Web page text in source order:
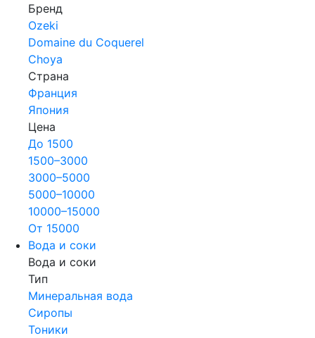
Бренд
Ozeki
Domaine du Coquerel
Choya
Страна
Франция
Япония
Цена
До 1500
1500–3000
3000–5000
5000–10000
10000–15000
От 15000
Вода и соки
Вода и соки
Тип
Минеральная вода
Сиропы
Тоники